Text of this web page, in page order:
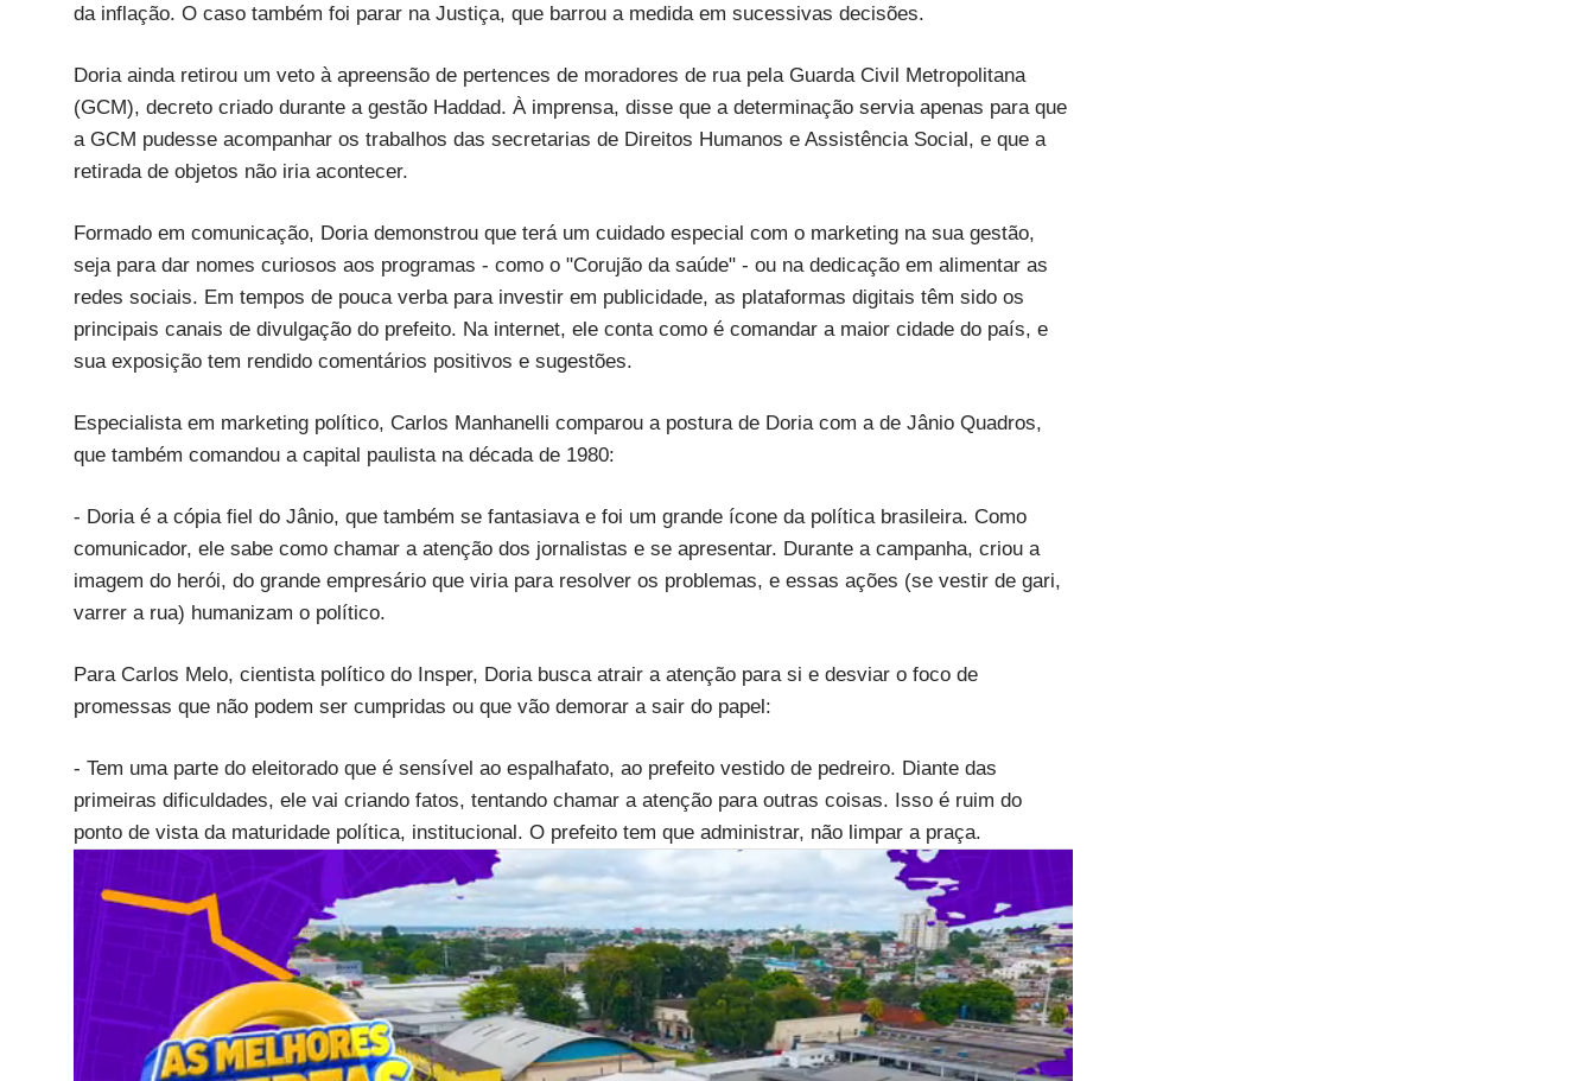
da inflação. O caso também foi parar na Justiça, que barrou a medida em sucessivas decisões.
Doria ainda retirou um veto à apreensão de pertences de moradores de rua pela Guarda Civil Metropolitana
(GCM), decreto criado durante a gestão Haddad. À imprensa, disse que a determinação servia apenas para que
a GCM pudesse acompanhar os trabalhos das secretarias de Direitos Humanos e Assistência Social, e que a
retirada de objetos não iria acontecer.
Formado em comunicação, Doria demonstrou que terá um cuidado especial com o marketing na sua gestão,
seja para dar nomes curiosos aos programas - como o "Corujão da saúde" - ou na dedicação em alimentar as
redes sociais. Em tempos de pouca verba para investir em publicidade, as plataformas digitais têm sido os
principais canais de divulgação do prefeito. Na internet, ele conta como é comandar a maior cidade do país, e
sua exposição tem rendido comentários positivos e sugestões.
Especialista em marketing político, Carlos Manhanelli comparou a postura de Doria com a de Jânio Quadros,
que também comandou a capital paulista na década de 1980:
- Doria é a cópia fiel do Jânio, que também se fantasiava e foi um grande ícone da política brasileira. Como
comunicador, ele sabe como chamar a atenção dos jornalistas e se apresentar. Durante a campanha, criou a
imagem do herói, do grande empresário que viria para resolver os problemas, e essas ações (se vestir de gari,
varrer a rua) humanizam o político.
Para Carlos Melo, cientista político do Insper, Doria busca atrair a atenção para si e desviar o foco de
promessas que não podem ser cumpridas ou que vão demorar a sair do papel:
- Tem uma parte do eleitorado que é sensível ao espalhafato, ao prefeito vestido de pedreiro. Diante das
primeiras dificuldades, ele vai criando fatos, tentando chamar a atenção para outras coisas. Isso é ruim do
ponto de vista da maturidade política, institucional. O prefeito tem que administrar, não limpar a praça.